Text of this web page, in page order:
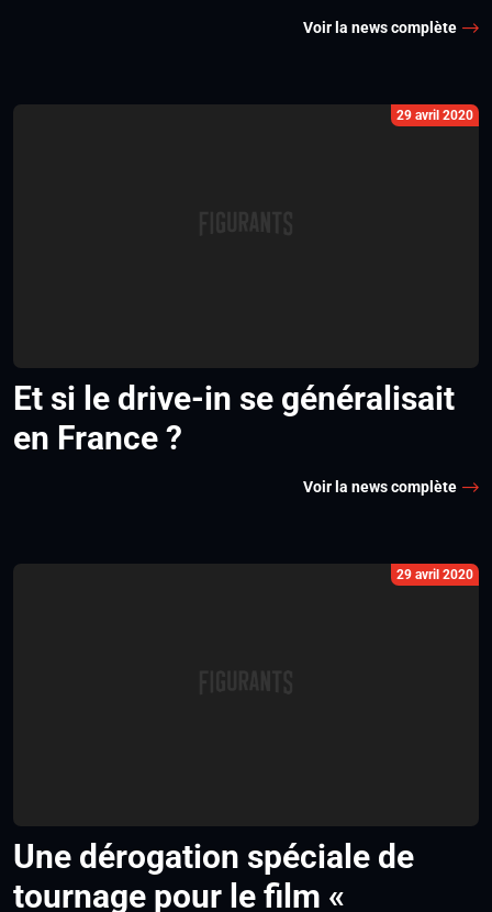
Voir la news complète
29 avril 2020
Et si le drive-in se généralisait
en France ?
Voir la news complète
29 avril 2020
Une dérogation spéciale de
tournage pour le film «